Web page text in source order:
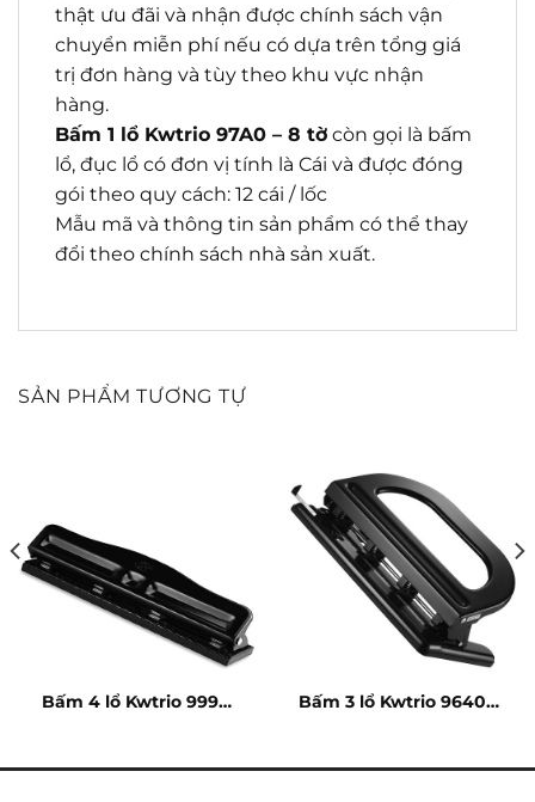
thật ưu đãi và nhận được chính sách vận
chuyển miễn phí nếu có dựa trên tổng giá
trị đơn hàng và tùy theo khu vực nhận
hàng.
Bấm 1 lổ Kwtrio 97A0 – 8 tờ còn gọi là bấm
lổ, đục lổ có đơn vị tính là Cái và được đóng
gói theo quy cách: 12 cái / lốc
Mẫu mã và thông tin sản phẩm có thể thay
đổi theo chính sách nhà sản xuất.
SẢN PHẨM TƯƠNG TỰ
Bấm 4 lổ Kwtrio 999D
Bấm 3 lổ Kwtrio 9640 –